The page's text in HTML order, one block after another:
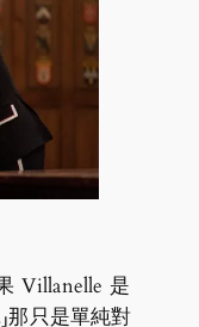
Villanelle 是
那只是單純對